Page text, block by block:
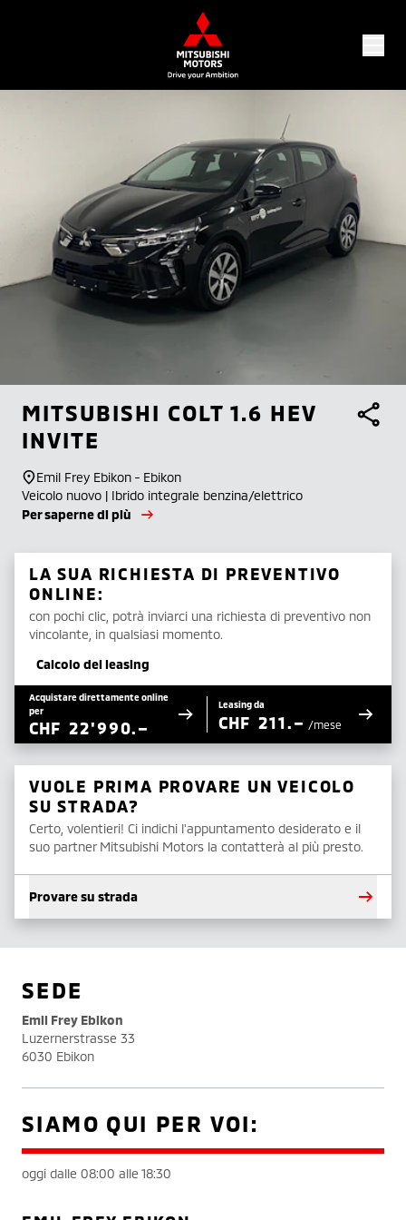
MITSUBISHI COLT 1.6 HEV
INVITE
Emil Frey Ebikon - Ebikon
Veicolo nuovo | Ibrido integrale benzina/elettrico
Per saperne di più
LA SUA RICHIESTA DI PREVENTIVO
ONLINE:
con pochi clic, potrà inviarci una richiesta di preventivo non
vincolante, in qualsiasi momento.
Calcolo del leasing
Acquistare direttamente online
per
CHF 22'990.–
Leasing da
CHF 211.– /mese
VUOLE PRIMA PROVARE UN VEICOLO
SU STRADA?
Certo, volentieri! Ci indichi l'appuntamento desiderato e il
suo partner Mitsubishi Motors la contatterà al più presto.
Provare su strada
SEDE
Emil Frey Ebikon
Luzernerstrasse 33
6030 Ebikon
SIAMO QUI PER VOI:
oggi dalle 08:00 alle 18:30